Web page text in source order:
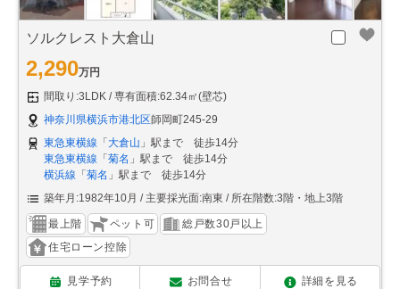
ソルクレスト大倉山
2,290万円
間取り:3LDK
専有面積:62.34㎡(壁芯)
神奈川県横浜市港北区師岡町245-29
東急東横線 「 大倉山 」駅まで 徒歩14分
東急東横線 「 菊名 」駅まで 徒歩14分
横浜線 「 菊名 」駅まで 徒歩14分
築年月:1982年10月
主要採光面:南東 所在階数:3階・地上3階
最上階 ペット可
総戸数30戸以上
住宅ローン控除
見学予約 お問合せ 詳細を見る